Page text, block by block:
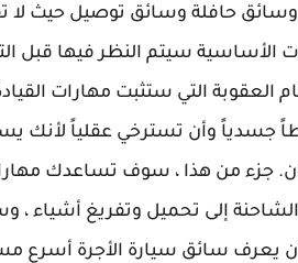
حافلة وسائق توصيل حيث لا
الأساسية سيتم النظر فيها
العقوبة التي ستثبت مهارات
جسدياً وأن تسترخي عقلياً لأنك
جزء من هذا ، سوف تساعدك
إلى تحميل وتفريغ أشياء ،
يعرف سائق سيارة الأجرة أسرع